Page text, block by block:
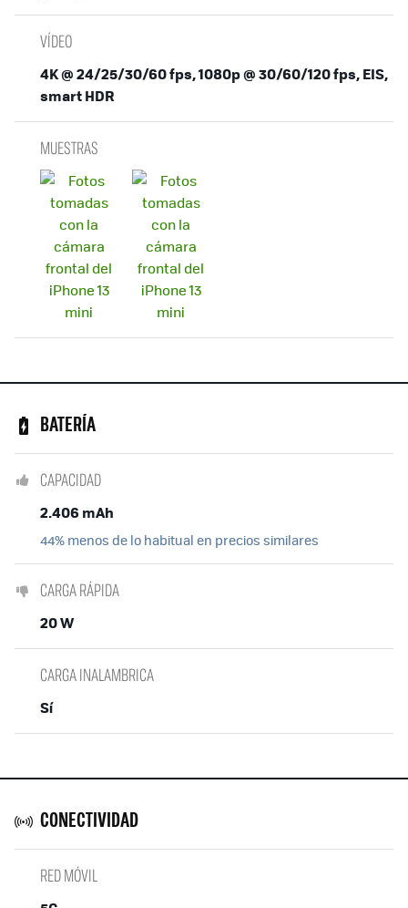
VÍDEO
4K @ 24/25/30/60 fps, 1080p @ 30/60/120 fps, EIS,
smart HDR
MUESTRAS
BATERÍA
CAPACIDAD
2.406 mAh
44% menos de lo habitual en precios similares
CARGA RÁPIDA
20 W
CARGA INALAMBRICA
Sí
CONECTIVIDAD
RED MÓVIL